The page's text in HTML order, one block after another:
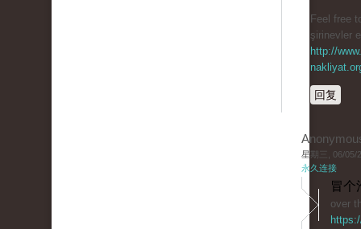
Feel free
şirinevler
http://
回复
星期三, 06/05/
永久连接
冒个
over